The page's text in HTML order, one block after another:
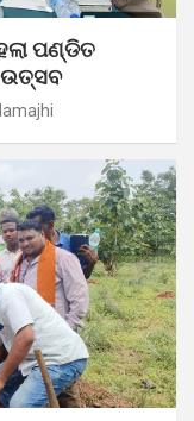
ପଣ୍ଡିତ
ଉତ୍ସବ